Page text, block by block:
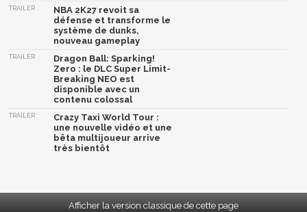
TRAILER
NBA 2K27 revoit sa
défense et transforme le
système de dunks,
nouveau gameplay
TRAILER
Dragon Ball: Sparking!
Zero : le DLC Super Limit-
Breaking NEO est
disponible avec un
contenu colossal
TRAILER
Crazy Taxi World Tour :
une nouvelle vidéo et une
bêta multijoueur arrive
très bientôt
Afficher la version classique de cette page